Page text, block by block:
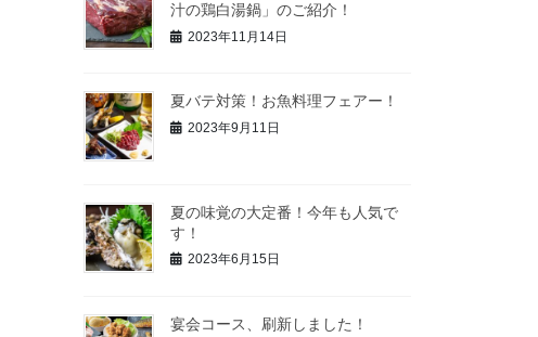
汁の鶏白湯鍋」のご紹介！
2023年11月14日
夏バテ対策！お魚料理フェアー！
2023年9月11日
夏の味覚の大定番！今年も人気で
す！
2023年6月15日
宴会コース、刷新しました！